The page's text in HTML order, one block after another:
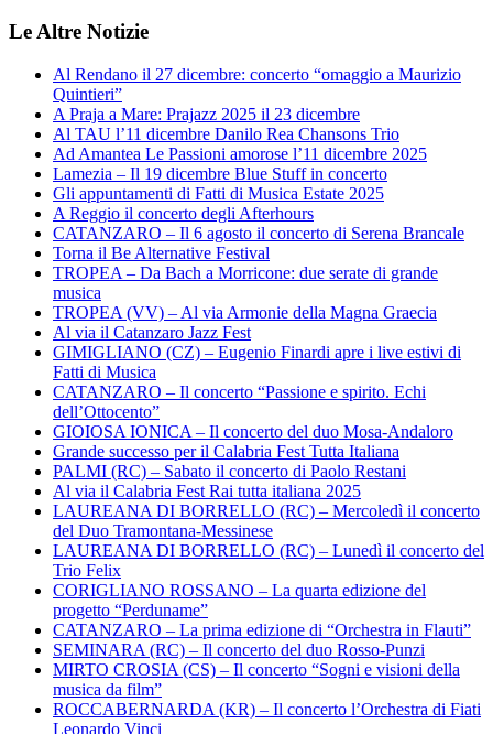
Le Altre Notizie
Al Rendano il 27 dicembre: concerto “omaggio a Maurizio
Quintieri”
A Praja a Mare: Prajazz 2025 il 23 dicembre
Al TAU l’11 dicembre Danilo Rea Chansons Trio
Ad Amantea Le Passioni amorose l’11 dicembre 2025
Lamezia – Il 19 dicembre Blue Stuff in concerto
Gli appuntamenti di Fatti di Musica Estate 2025
A Reggio il concerto degli Afterhours
CATANZARO – Il 6 agosto il concerto di Serena Brancale
Torna il Be Alternative Festival
TROPEA – Da Bach a Morricone: due serate di grande
musica
TROPEA (VV) – Al via Armonie della Magna Graecia
Al via il Catanzaro Jazz Fest
GIMIGLIANO (CZ) – Eugenio Finardi apre i live estivi di
Fatti di Musica
CATANZARO – Il concerto “Passione e spirito. Echi
dell’Ottocento”
GIOIOSA IONICA – Il concerto del duo Mosa-Andaloro
Grande successo per il Calabria Fest Tutta Italiana
PALMI (RC) – Sabato il concerto di Paolo Restani
Al via il Calabria Fest Rai tutta italiana 2025
LAUREANA DI BORRELLO (RC) – Mercoledì il concerto
del Duo Tramontana-Messinese
LAUREANA DI BORRELLO (RC) – Lunedì il concerto del
Trio Felix
CORIGLIANO ROSSANO – La quarta edizione del
progetto “Perduname”
CATANZARO – La prima edizione di “Orchestra in Flauti”
SEMINARA (RC) – Il concerto del duo Rosso-Punzi
MIRTO CROSIA (CS) – Il concerto “Sogni e visioni della
musica da film”
ROCCABERNARDA (KR) – Il concerto l’Orchestra di Fiati
Leonardo Vinci